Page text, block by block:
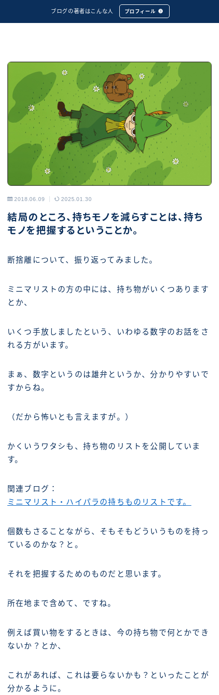
ブログの著者はこんな人 プロフィール
2018.06.09 2025.01.30
結局のところ、持ちモノを減らすことは、持ち
モノを把握するということか。
断捨離について、振り返ってみました。
ミニマリストの方の中には、持ち物がいくつあります
とか、
いくつ手放しましたという、いわゆる数字のお話をさ
れる方がいます。
まぁ、数字というのは雄弁というか、分かりやすいで
すからね。
（だから怖いとも言えますが。）
かくいうワタシも、持ち物のリストを公開していま
す。
関連ブログ：
ミニマリスト・ハイパラの持ちものリストです。
個数もさることながら、そもそもどういうものを持っ
ているのかな？と。
それを把握するためのものだと思います。
所在地まで含めて、ですね。
例えば買い物をするときは、今の持ち物で何とかでき
ないか？とか、
これがあれば、これは要らないかも？といったことが
分かるように。